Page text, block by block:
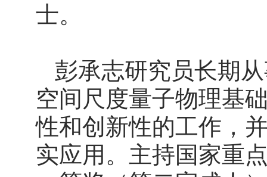
士。
彭承志研究员长期
空间尺度量子物理基
性和创新性的工作，
实应用。主持国家重